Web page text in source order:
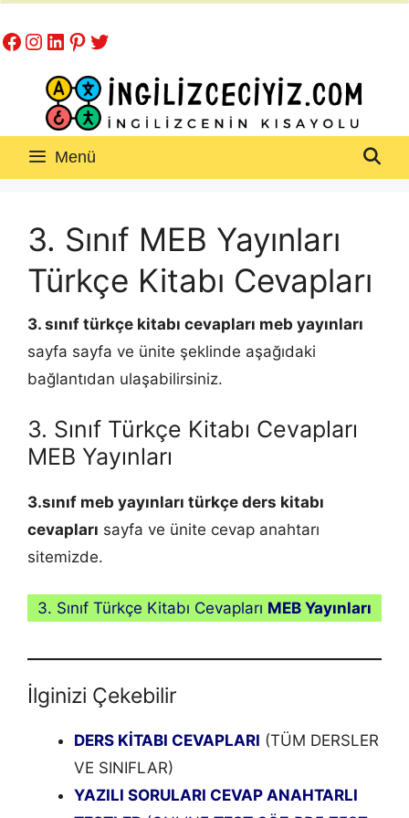
atla
Facebook
Instagram
LinkedIn
Pinterest
Twitter
Menü
3. Sınıf MEB Yayınları
Türkçe Kitabı Cevapları
3. sınıf türkçe kitabı cevapları meb yayınları
sayfa sayfa ve ünite şeklinde aşağıdaki
bağlantıdan ulaşabilirsiniz.
3. Sınıf Türkçe Kitabı Cevapları
MEB Yayınları
3.sınıf meb yayınları türkçe ders kitabı
cevapları sayfa ve ünite cevap anahtarı
sitemizde.
3. Sınıf Türkçe Kitabı Cevapları MEB Yayınları
İlginizi Çekebilir
DERS KİTABI CEVAPLARI (TÜM DERSLER
VE SINIFLAR)
YAZILI SORULARI CEVAP ANAHTARLI